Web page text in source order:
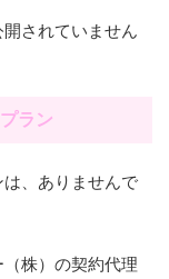
されていません
ラン
、ありませんで
株）の契約代理